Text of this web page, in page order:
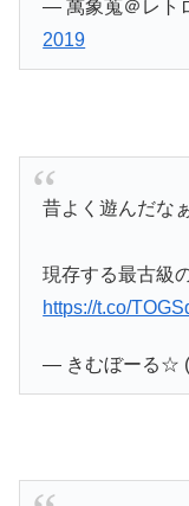
— 萬象蒐＠レト
2019
昔よく遊んだな
現存する最古級
https://t.co/
— きむぼーる☆